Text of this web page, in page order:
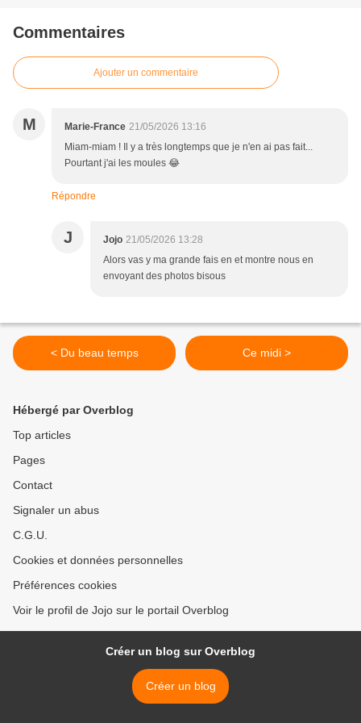
Commentaires
Ajouter un commentaire
M Marie-France 21/05/2026 13:16
Miam-miam ! Il y a très longtemps que je n'en ai pas fait...
Pourtant j'ai les moules 😂
Répondre
J Jojo 21/05/2026 13:28
Alors vas y ma grande fais en et montre nous en
envoyant des photos bisous
< Du beau temps Ce midi >
Hébergé par Overblog
Top articles
Pages
Contact
Signaler un abus
C.G.U.
Cookies et données personnelles
Préférences cookies
Voir le profil de Jojo sur le portail Overblog
Créer un blog sur Overblog
Créer un blog